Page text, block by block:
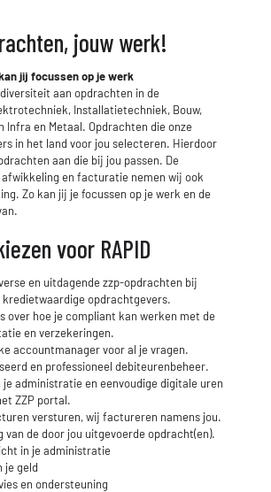
jouw werk!
jij focussen op je werk
aan opdrachten in de
Installatietechniek, Bouw,
Infra en Metaal. Opdrachten die onze
in het land voor jou selecteren. Hierdoor
aan die bij jou passen. De
en facturatie nemen wij ook
Zo kan jij je focussen op je werk en de
voor RAPID
en uitdagende zzp-opdrachten bij
opdrachtgevers.
over hoe je compliant kan werken met de
en verzekeringen.
accountmanager voor al je vragen.
en professioneel debiteurenbeheer.
je administratie en eenvoudige digitale uren
ZZP portal.
versturen, wij factureren namens jou.
van de door jou uitgevoerde opdracht(en).
in je administratie
je geld
en ondersteuning